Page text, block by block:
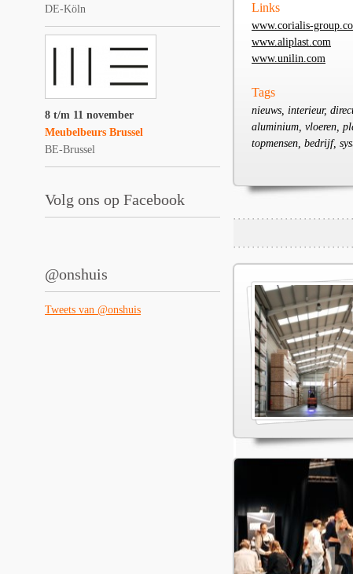
DE-Köln
8 t/m 11 november
Meubelbeurs Brussel
BE-Brussel
Volg ons op Facebook
@onshuis
Tweets van @onshuis
Links
www.corialis-
www.aliplast.com
www.unilin.com
Tags
nieuws, interieur,
aluminium, vloeren,
topmensen, bedrijf,